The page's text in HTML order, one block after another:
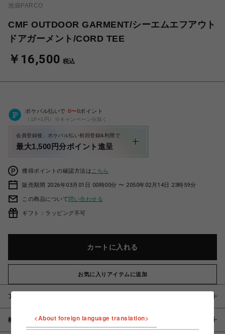
池袋PARCO
CMF OUTDOOR GARMENT/シーエムエフアウト
ドアガーメント/CORD TEE
￥16,500 税込
ポケパル払いで 0〜0ポイント
（1P=1円）※キャンペーン分除く
会員登録後、ポケパル払い初回登録&利用で
最大1,500円分ポイント進呈
獲得ポイントの確認方法は こちら
販売期間 2026年03月01日 00時00分 〜 2050年02月14日 23時59分
この商品について問い合わせる
ギフト：ラッピング不可
カートに入れる
お気に入りアイテムに追加
アイテム説明 / 素材
概要 <About foreign language translation>